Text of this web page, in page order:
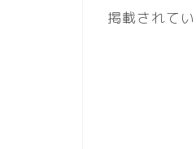
掲載されて